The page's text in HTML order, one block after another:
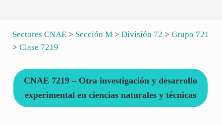
Sectores CNAE> Sección M> División 72 > Grupo 721
> Clase 7219
CNAE 7219 – Otra investigación y desarrollo
experimental en ciencias naturales y técnicas